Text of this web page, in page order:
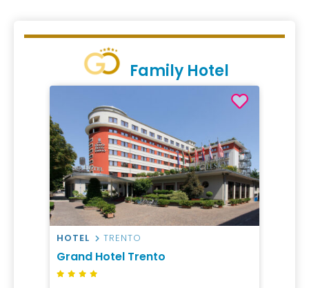
Family Hotel
HOTEL TRENTO
Grand Hotel Trento